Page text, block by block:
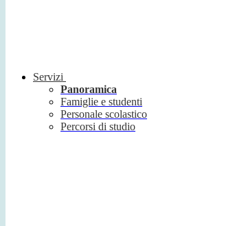
Servizi
Panoramica
Famiglie e studenti
Personale scolastico
Percorsi di studio